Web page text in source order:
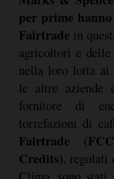
per prime
Fairtrade in
agricoltori e
nella loro lotta ai
le altre aziende
fornitore di
torrefazioni di
Fairtrade
Credits), regolati